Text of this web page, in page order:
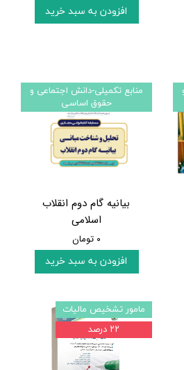
افزودن به سبد خرید
بیانیه گام دوم انقلاب
اسلامی
۰ تومان
افزودن به سبد خرید
منابع تکمیلی-دانش اجتماعی و
حقوق اساسی
مامور تشخیص مالیات
۲۲ درصد